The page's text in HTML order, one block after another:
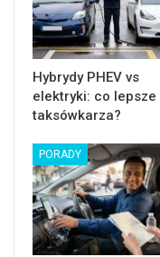
Hybrydy PHEV vs
elektryki: co lepsze
taksówkarza?
PORADY